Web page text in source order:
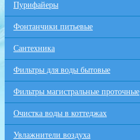
Пурифайеры
Фонтанчики питьевые
Сантехника
Фильтры для воды бытовые
Фильтры магистральные проточные
Очистка воды в коттеджах
Увлажнители воздуха